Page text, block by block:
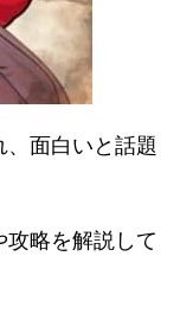
、面白いと話題
略を解説して